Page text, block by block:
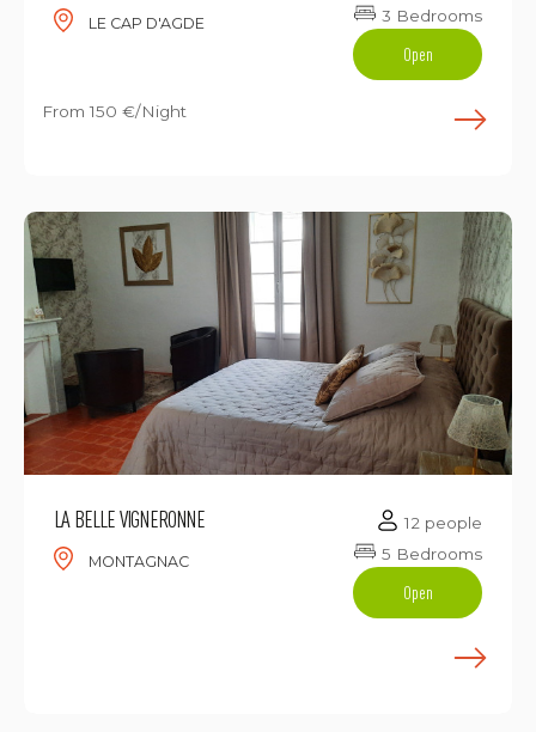
LE CAP D'AGDE
3 Bedrooms
Open
From150 €/Night
LA BELLE VIGNERONNE
MONTAGNAC
12 people
5 Bedrooms
Open